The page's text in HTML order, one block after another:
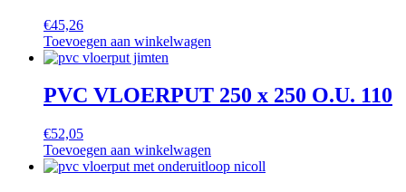
€45,26
Toevoegen aan winkelwagen
PVC VLOERPUT 250 x 250 O.U. 110
€52,05
Toevoegen aan winkelwagen